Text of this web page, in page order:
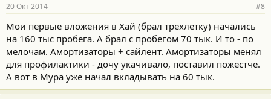
20 Окт 2014 #8
Мои первые вложения в Хай (брал трехлетку) начались
на 160 тыс пробега. А брал с пробегом 70 тык. И то - по
мелочам. Амортизаторы + сайлент. Амортизаторы менял
для профилактики - дочу укачивало, поставил пожестче.
А вот в Мура уже начал вкладывать на 60 тык.